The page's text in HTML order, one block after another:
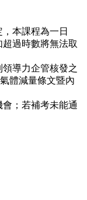
本課程為一日
過時數將無法取
導力企管核發之
氣體減量條文暨內
；若補考未能通